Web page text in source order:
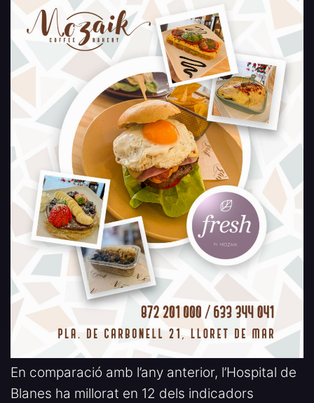
En comparació amb l’any anterior, l’Hospital de
Blanes ha millorat en 12 dels indicadors